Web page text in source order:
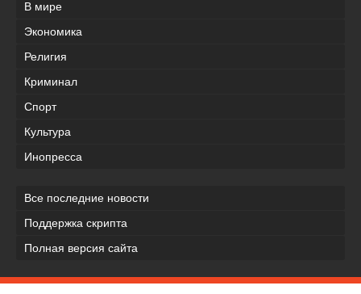
В мире
Экономика
Религия
Криминал
Спорт
Культура
Инопресса
Все последние новости
Поддержка скрипта
Полная версия сайта